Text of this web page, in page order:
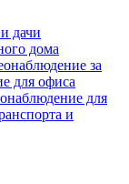
дачи
дома
за
для офиса
для
и